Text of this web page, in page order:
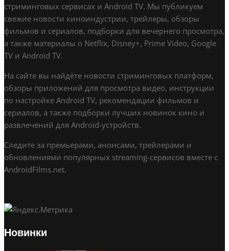
стриминговых сервисах и Android TV. Мы публикуем
свежие новости киноиндустрии, трейлеры, обзоры
фильмов и сериалов, подборки для вечернего просмотра,
а также материалы о Netflix, Disney+, Prime Video, Google
TV и Android TV.
На сайте вы найдёте новости стриминговых платформ,
обзоры приложений для просмотра видео, инструкции
по настройке Android TV, рекомендации фильмов и
сериалов, а также подборки лучших новинок кино и
развлечений для Android-устройств.
Следите за премьерами, анонсами, трейлерами и
обновлениями популярных streaming-сервисов вместе с
AndroidFilms.net.
Новинки